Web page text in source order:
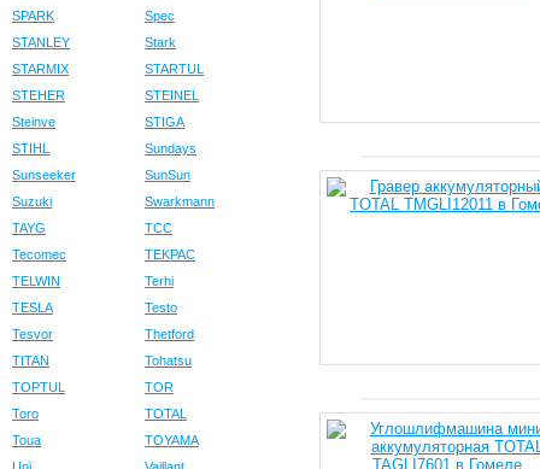
SPARK
Spec
STANLEY
Stark
STARMIX
STARTUL
STEHER
STEINEL
Steinve
STIGA
STIHL
Sundays
Sunseeker
SunSun
Suzuki
Swarkmann
TAYG
TCC
Tecomec
TEKPAC
TELWIN
Terhi
TESLA
Testo
Tesvor
Thetford
TITAN
Tohatsu
TOPTUL
TOR
Toro
TOTAL
Toua
TOYAMA